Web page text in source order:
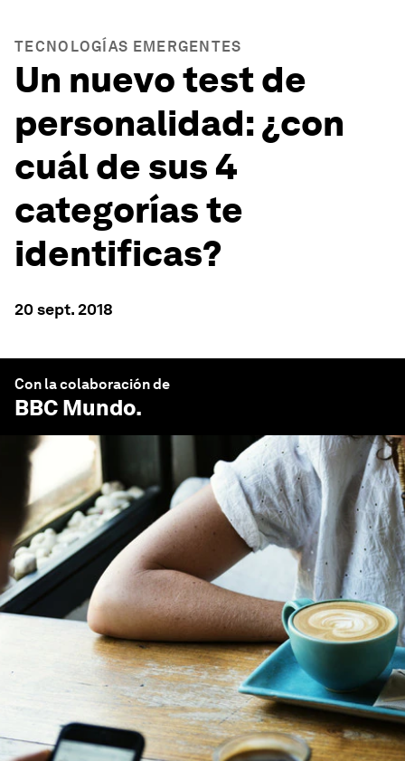
TECNOLOGÍAS EMERGENTES
Un nuevo test de
personalidad: ¿con
cuál de sus 4
categorías te
identificas?
20 sept. 2018
Con la colaboración de
BBC Mundo.